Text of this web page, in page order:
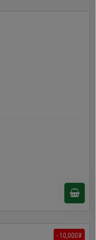
- 10,000₮